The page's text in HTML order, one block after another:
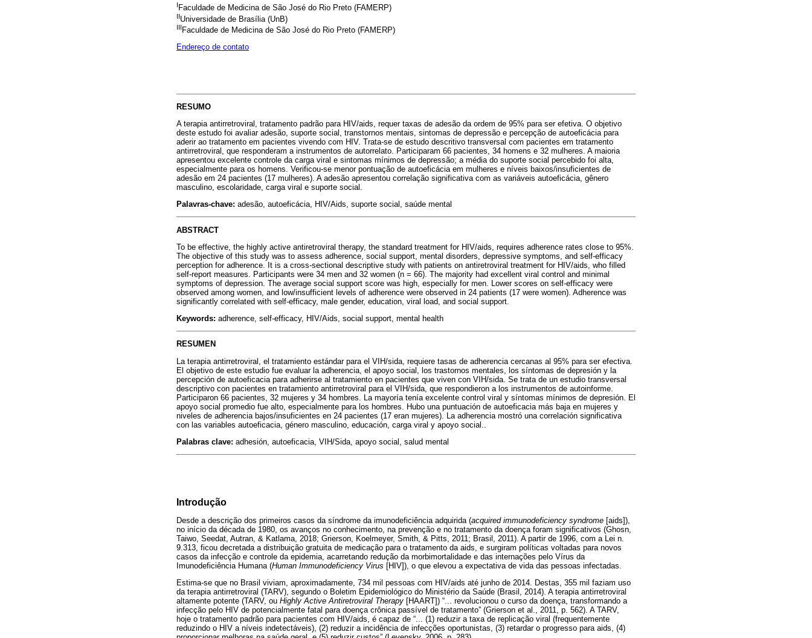
I Faculdade de Medicina de São José do Rio Preto (FAMERP)
IIUniversidade de Brasília (UnB)
III Faculdade de Medicina de São José do Rio Preto (FAMERP)
Endereço de contato
RESUMO
A terapia antirretroviral, tratamento padrão para HIV/aids, requer taxas de adesão da ordem de 95% para ser efetiva. O objetivo
deste estudo foi avaliar adesão, suporte social, transtornos mentais, sintomas de depressão e percepção de autoeficácia para
aderir ao tratamento em pacientes vivendo com HIV. Trata-se de estudo descritivo transversal com pacientes em tratamento
antirretroviral, que responderam a instrumentos de autorrelato. Participaram 66 pacientes, 34 homens e 32 mulheres. A maioria
apresentou excelente controle da carga viral e sintomas mínimos de depressão; a média do suporte social percebido foi alta,
especialmente para os homens. Verificou-se menor pontuação de autoeficácia em mulheres e níveis baixos/insuficientes de
adesão em 24 pacientes (17 mulheres). A adesão apresentou correlação significativa com as variáveis autoeficácia, gênero
masculino, escolaridade, carga viral e suporte social.
Palavras-chave: adesão, autoeficácia, HIV/Aids, suporte social, saúde mental
ABSTRACT
To be effective, the highly active antiretroviral therapy, the standard treatment for HIV/aids, requires adherence rates close to 95%.
The objective of this study was to assess adherence, social support, mental disorders, depressive symptoms, and self-efficacy
perception for adherence. It is a cross-sectional descriptive study with patients on antiretroviral treatment for HIV/aids, who filled
self-report measures. Participants were 34 men and 32 women (n = 66). The majority had excellent viral control and minimal
symptoms of depression. The average social support score was high, especially for men. Lower scores on self-efficacy were
observed among women, and low/insufficient levels of adherence were observed in 24 patients (17 were women). Adherence was
significantly correlated with self-efficacy, male gender, education, viral load, and social support.
Keywords: adherence, self-efficacy, HIV/Aids, social support, mental health
RESUMEN
La terapia antirretroviral, el tratamiento estándar para el VIH/sida, requiere tasas de adherencia cercanas al 95% para ser efectiva.
El objetivo de este estudio fue evaluar la adherencia, el apoyo social, los trastornos mentales, los síntomas de depresión y la
percepción de autoeficacia para adherirse al tratamiento en pacientes que viven con VIH/sida. Se trata de un estudio transversal
descriptivo con pacientes en tratamiento antirretroviral para el VIH/sida, que respondieron a los instrumentos de autoinforme.
Participaron 66 pacientes, 32 mujeres y 34 hombres. La mayoría tenía excelente control viral y síntomas mínimos de depresión. El
apoyo social promedio fue alto, especialmente para los hombres. Hubo una puntuación de autoeficacia más baja en mujeres y
niveles de adherencia bajos/insuficientes en 24 pacientes (17 eran mujeres). La adherencia mostró una correlación significativa
con las variables autoeficacia, género masculino, educación, carga viral y apoyo social..
Palabras clave: adhesión, autoeficacia, VIH/Sida, apoyo social, salud mental
Introdução
Desde a descrição dos primeiros casos da síndrome da imunodeficiência adquirida (acquired immunodeficiency syndrome [aids]),
no início da década de 1980, os avanços no conhecimento, na prevenção e no tratamento da doença foram significativos (Ghosn,
Taiwo, Seedat, Autran, & Katlama, 2018; Grierson, Koelmeyer, Smith, & Pitts, 2011; Brasil, 2011). A partir de 1996, com a Lei n.
9.313, ficou decretada a distribuição gratuita de medicação para o tratamento da aids, e surgiram políticas voltadas para novos
casos da infecção e controle da epidemia, acarretando redução da morbimortalidade e das internações pelo Vírus da
Imunodeficiência Humana (Human Immunodeficiency Virus [HIV]), o que elevou a expectativa de vida das pessoas infectadas.
Estima-se que no Brasil viviam, aproximadamente, 734 mil pessoas com HIV/aids até junho de 2014. Destas, 355 mil faziam uso
da terapia antirretroviral (TARV), segundo o Boletim Epidemiológico do Ministério da Saúde (Brasil, 2014). A terapia antirretroviral
altamente potente (TARV, ou Highly Active Antiretroviral Therapy [HAART]) “... revolucionou o curso da doença, transformando a
infecção pelo HIV de potencialmente fatal para doença crônica passível de tratamento” (Grierson et al., 2011, p. 562). A TARV,
hoje o tratamento padrão para pacientes com HIV/aids, é capaz de “... (1) reduzir a taxa de replicação viral (frequentemente
reduzindo o HIV a níveis indetectáveis), (2) reduzir a incidência de infecções oportunistas, (3) retardar o progresso para aids, (4)